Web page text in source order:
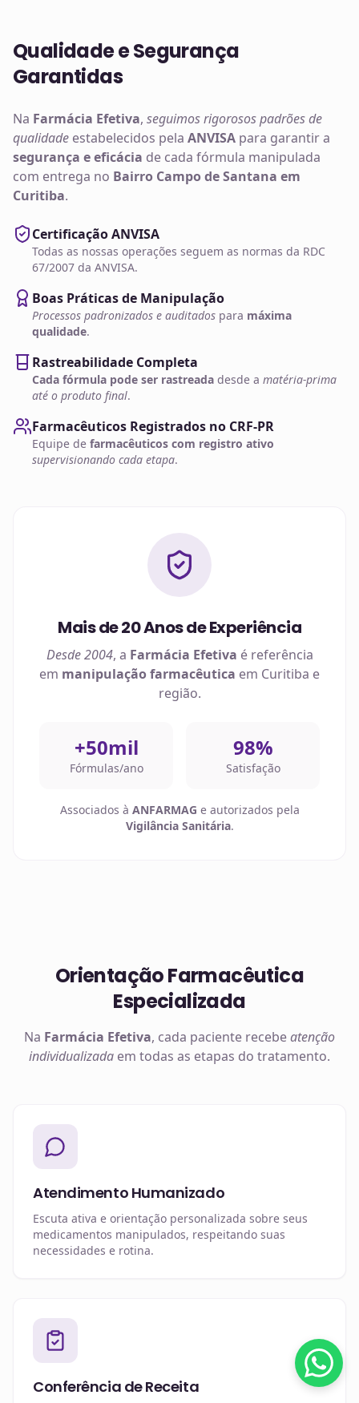
Qualidade e Segurança
Garantidas
Na Farmácia Efetiva, seguimos rigorosos padrões de
qualidade estabelecidos pela ANVISA para garantir a
segurança e eficácia de cada fórmula manipulada
com entrega no Bairro Campo de Santana em
Curitiba.
Certificação ANVISA
Todas as nossas operações seguem as normas da RDC
67/2007 da ANVISA.
Boas Práticas de Manipulação
Processos padronizados e auditados para máxima
qualidade.
Rastreabilidade Completa
Cada fórmula pode ser rastreada desde a matéria-prima
até o produto final.
Farmacêuticos Registrados no CRF-PR
Equipe de farmacêuticos com registro ativo
supervisionando cada etapa.
Mais de 20 Anos de Experiência
Desde 2004, a Farmácia Efetiva é referência
em manipulação farmacêutica em Curitiba e
região.
+50mil
Fórmulas/ano
98%
Satisfação
Associados à ANFARMAG e autorizados pela
Vigilância Sanitária.
Orientação Farmacêutica
Especializada
Na Farmácia Efetiva, cada paciente recebeatenção
individualizada em todas as etapas do tratamento.
Atendimento Humanizado
Escuta ativa e orientação personalizada sobre seus
medicamentos manipulados, respeitando suas
necessidades e rotina.
Conferência de Receita